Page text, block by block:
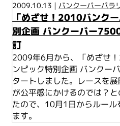
2009.10.13 | バンクーバーパラ
「めざせ！2010バンク
別企画 バンクーバー
訂
2009年6月から、「めざせ
ンピック特別企画 バンクー
タートしました。レースを
が公平感にかけるのでは？
たので、10月1日からルー
ます。